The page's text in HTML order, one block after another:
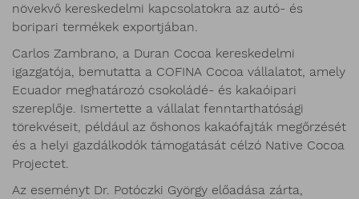
növekvő kereskedelmi kapcsolatokra az autó- és
boripari termékek exportjában.
Carlos Zambrano, a Duran Cocoa kereskedelmi
igazgatója, bemutatta a COFINA Cocoa vállalatot, amely
Ecuador meghatározó csokoládé- és kakaóipari
szereplője. Ismertette a vállalat fenntarthatósági
törekvéseit, például az őshonos kakaófajták megőrzését
és a helyi gazdálkodók támogatását célzó Native Cocoa
Projectet.
Az eseményt Dr. Potóczki György előadása zárta,